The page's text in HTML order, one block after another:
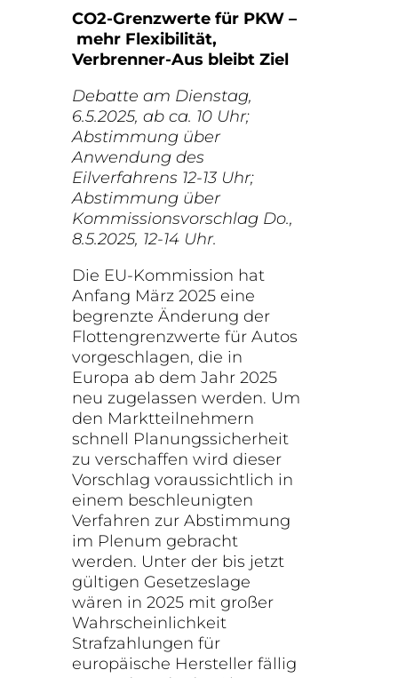
CO2-Grenzwerte für PKW –
mehr Flexibilität,
Verbrenner-Aus bleibt Ziel
Debatte am Dienstag,
6.5.2025, ab ca. 10 Uhr;
Abstimmung über
Anwendung des
Eilverfahrens 12-13 Uhr;
Abstimmung über
Kommissionsvorschlag Do.,
8.5.2025, 12-14 Uhr.
Die EU-Kommission hat
Anfang März 2025 eine
begrenzte Änderung der
Flottengrenzwerte für Autos
vorgeschlagen, die in
Europa ab dem Jahr 2025
neu zugelassen werden. Um
den Marktteilnehmern
schnell Planungssicherheit
zu verschaffen wird dieser
Vorschlag voraussichtlich in
einem beschleunigten
Verfahren zur Abstimmung
im Plenum gebracht
werden. Unter der bis jetzt
gültigen Gesetzeslage
wären in 2025 mit großer
Wahrscheinlichkeit
Strafzahlungen für
europäische Hersteller fällig